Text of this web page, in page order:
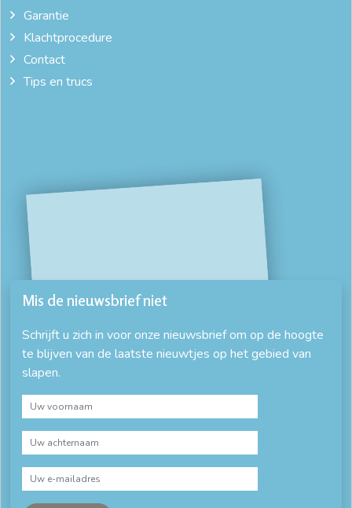
Garantie
Klachtprocedure
Contact
Tips en trucs
Mis de nieuwsbrief niet
Schrijft u zich in voor onze nieuwsbrief om op de hoogte
te blijven van de laatste nieuwtjes op het gebied van
slapen.